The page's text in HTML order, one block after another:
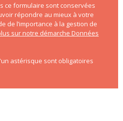
ce formulaire sont conservées
répondre au mieux à votre
de l’importance à la gestion de
sur notre démarche Données
astérisque sont obligatoires